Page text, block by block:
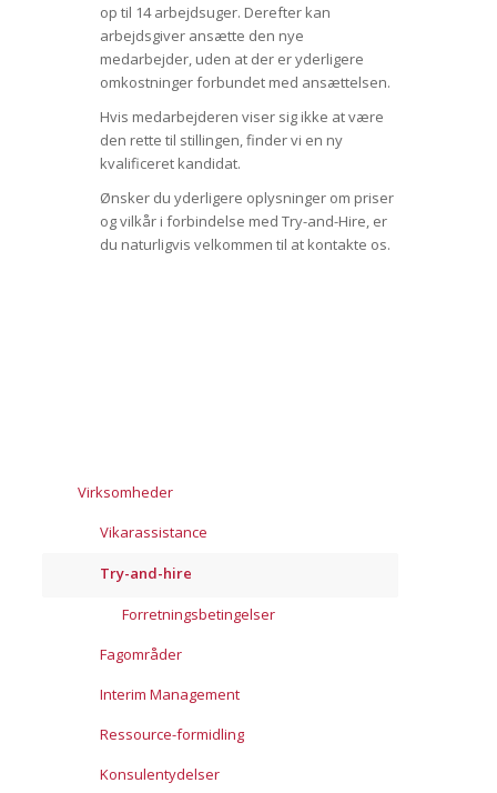
op til 14 arbejdsuger. Derefter kan
arbejdsgiver ansætte den nye
medarbejder, uden at der er yderligere
omkostninger forbundet med ansættelsen.
Hvis medarbejderen viser sig ikke at være
den rette til stillingen, finder vi en ny
kvalificeret kandidat.
Ønsker du yderligere oplysninger om priser
og vilkår i forbindelse med Try-and-Hire, er
du naturligvis velkommen til at kontakte os.
Virksomheder
Vikarassistance
Try-and-hire
Forretningsbetingelser
Fagområder
Interim Management
Ressource-formidling
Konsulentydelser